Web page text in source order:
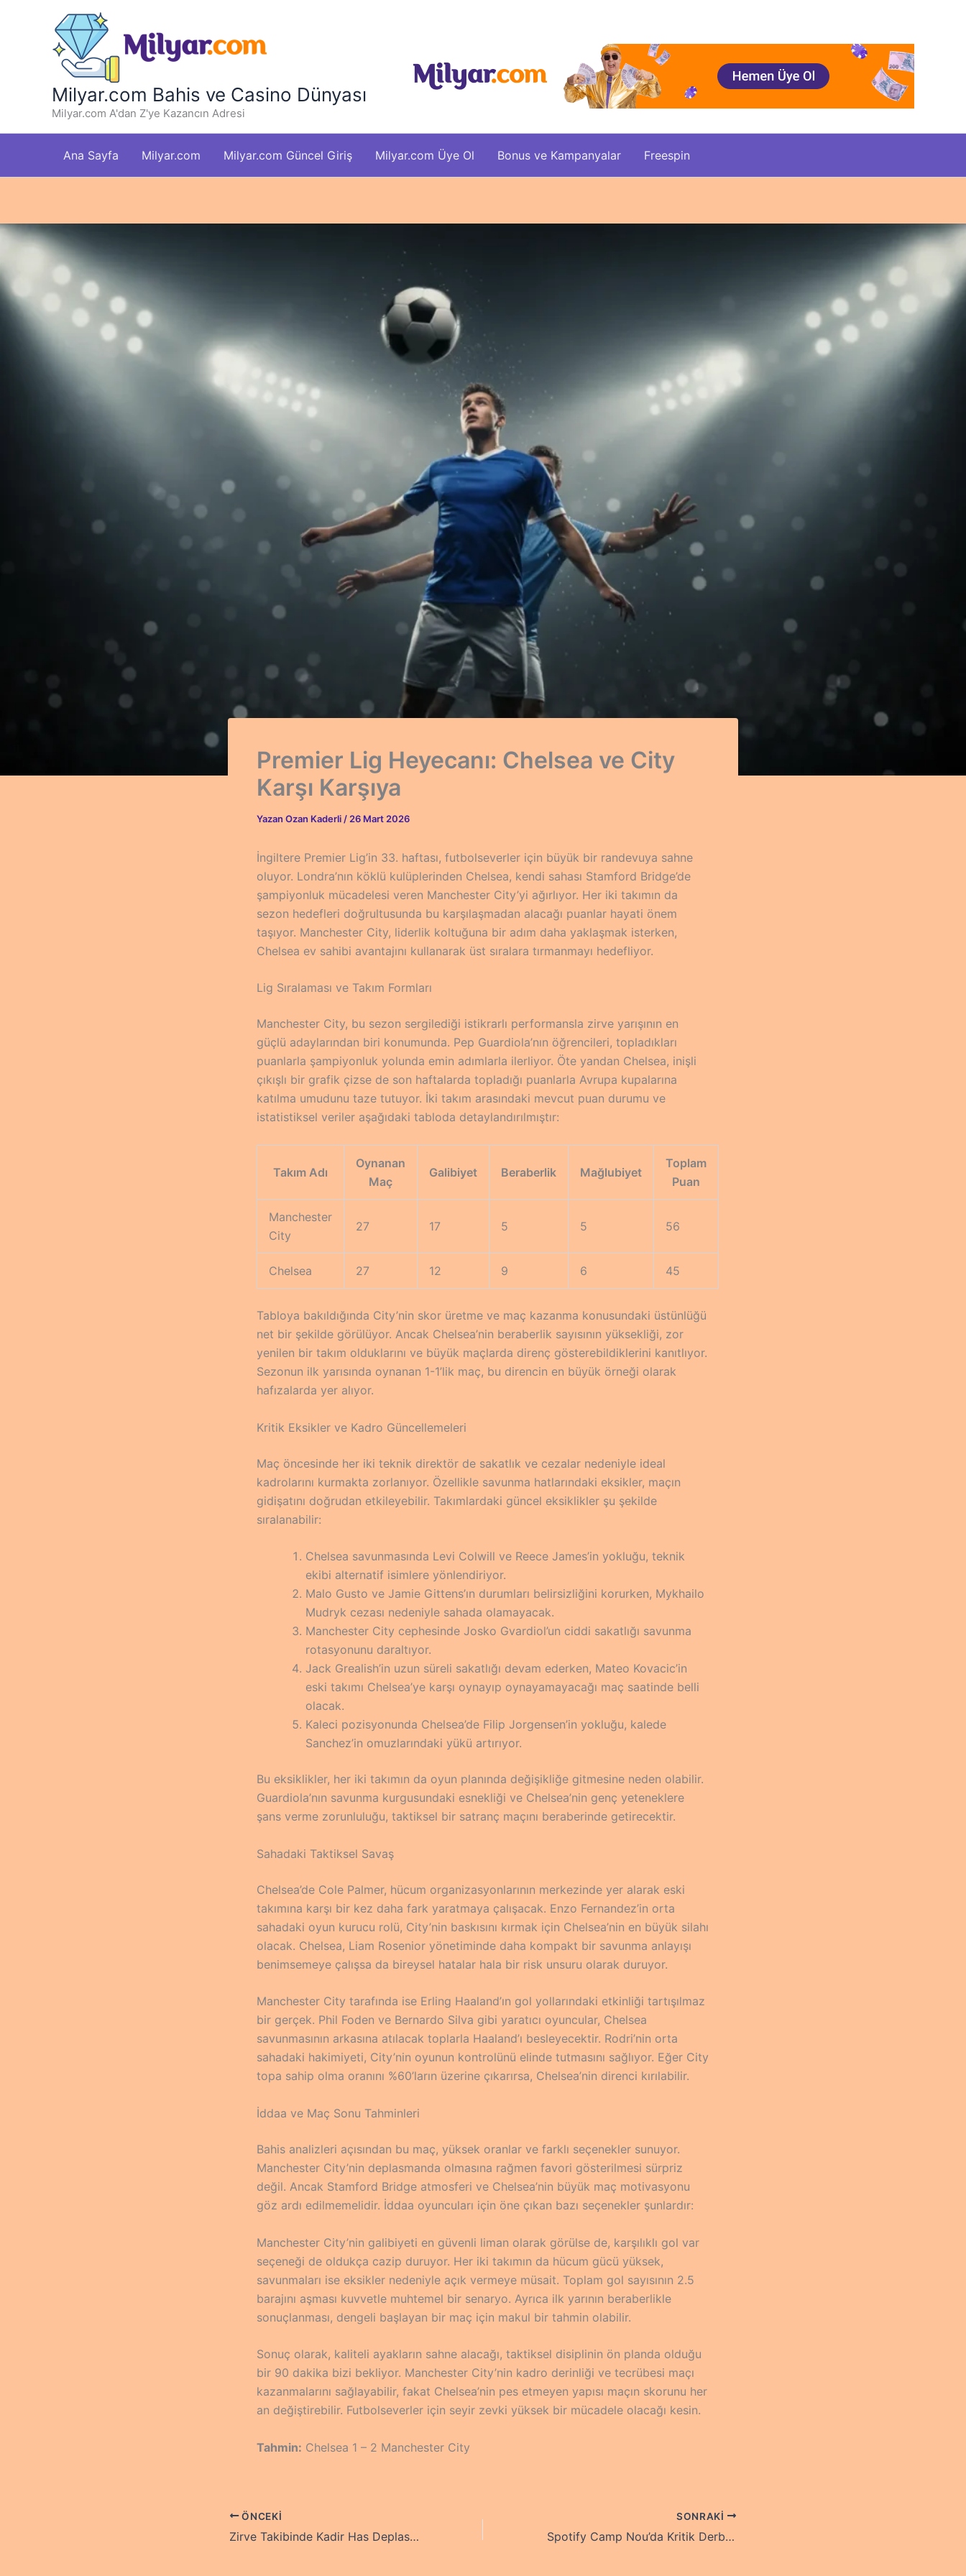
Milyar.com Bahis ve Casino Dünyası
Milyar.com A'dan Z'ye Kazancın Adresi
Ana Sayfa Milyar.com Milyar.com Güncel Giriş Milyar.com Üye Ol Bonus ve Kampanyalar Freespin
Premier Lig Heyecanı: Chelsea ve City
Karşı Karşıya
Yazan Ozan Kaderli / 26 Mart 2026
İngiltere Premier Lig’in 33. haftası, futbolseverler için büyük bir randevuya sahne
oluyor. Londra’nın köklü kulüplerinden Chelsea, kendi sahası Stamford Bridge’de
şampiyonluk mücadelesi veren Manchester City’yi ağırlıyor. Her iki takımın da
sezon hedefleri doğrultusunda bu karşılaşmadan alacağı puanlar hayati önem
taşıyor. Manchester City, liderlik koltuğuna bir adım daha yaklaşmak isterken,
Chelsea ev sahibi avantajını kullanarak üst sıralara tırmanmayı hedefliyor.
Lig Sıralaması ve Takım Formları
Manchester City, bu sezon sergilediği istikrarlı performansla zirve yarışının en
güçlü adaylarından biri konumunda. Pep Guardiola’nın öğrencileri, topladıkları
puanlarla şampiyonluk yolunda emin adımlarla ilerliyor. Öte yandan Chelsea, inişli
çıkışlı bir grafik çizse de son haftalarda topladığı puanlarla Avrupa kupalarına
katılma umudunu taze tutuyor. İki takım arasındaki mevcut puan durumu ve
istatistiksel veriler aşağıdaki tabloda detaylandırılmıştır:
Takım Adı
Oynanan
Maç
Galibiyet Beraberlik Mağlubiyet
Toplam
Puan
Manchester
City
27 17 5 5 56
Chelsea 27 12 9 6 45
Tabloya bakıldığında City’nin skor üretme ve maç kazanma konusundaki üstünlüğü
net bir şekilde görülüyor. Ancak Chelsea’nin beraberlik sayısının yüksekliği, zor
yenilen bir takım olduklarını ve büyük maçlarda direnç gösterebildiklerini kanıtlıyor.
Sezonun ilk yarısında oynanan 1-1’lik maç, bu direncin en büyük örneği olarak
hafızalarda yer alıyor.
Kritik Eksikler ve Kadro Güncellemeleri
Maç öncesinde her iki teknik direktör de sakatlık ve cezalar nedeniyle ideal
kadrolarını kurmakta zorlanıyor. Özellikle savunma hatlarındaki eksikler, maçın
gidişatını doğrudan etkileyebilir. Takımlardaki güncel eksiklikler şu şekilde
sıralanabilir:
Chelsea savunmasında Levi Colwill ve Reece James’in yokluğu, teknik
ekibi alternatif isimlere yönlendiriyor.
Malo Gusto ve Jamie Gittens’ın durumları belirsizliğini korurken, Mykhailo
Mudryk cezası nedeniyle sahada olamayacak.
Manchester City cephesinde Josko Gvardiol’un ciddi sakatlığı savunma
rotasyonunu daraltıyor.
Jack Grealish’in uzun süreli sakatlığı devam ederken, Mateo Kovacic’in
eski takımı Chelsea’ye karşı oynayıp oynayamayacağı maç saatinde belli
olacak.
Kaleci pozisyonunda Chelsea’de Filip Jorgensen’in yokluğu, kalede
Sanchez’in omuzlarındaki yükü artırıyor.
Bu eksiklikler, her iki takımın da oyun planında değişikliğe gitmesine neden olabilir.
Guardiola’nın savunma kurgusundaki esnekliği ve Chelsea’nin genç yeteneklere
şans verme zorunluluğu, taktiksel bir satranç maçını beraberinde getirecektir.
Sahadaki Taktiksel Savaş
Chelsea’de Cole Palmer, hücum organizasyonlarının merkezinde yer alarak eski
takımına karşı bir kez daha fark yaratmaya çalışacak. Enzo Fernandez’in orta
sahadaki oyun kurucu rolü, City’nin baskısını kırmak için Chelsea’nin en büyük silahı
olacak. Chelsea, Liam Rosenior yönetiminde daha kompakt bir savunma anlayışı
benimsemeye çalışsa da bireysel hatalar hala bir risk unsuru olarak duruyor.
Manchester City tarafında ise Erling Haaland’ın gol yollarındaki etkinliği tartışılmaz
bir gerçek. Phil Foden ve Bernardo Silva gibi yaratıcı oyuncular, Chelsea
savunmasının arkasına atılacak toplarla Haaland’ı besleyecektir. Rodri’nin orta
sahadaki hakimiyeti, City’nin oyunun kontrolünü elinde tutmasını sağlıyor. Eğer City
topa sahip olma oranını %60’ların üzerine çıkarırsa, Chelsea’nin direnci kırılabilir.
İddaa ve Maç Sonu Tahminleri
Bahis analizleri açısından bu maç, yüksek oranlar ve farklı seçenekler sunuyor.
Manchester City’nin deplasmanda olmasına rağmen favori gösterilmesi sürpriz
değil. Ancak Stamford Bridge atmosferi ve Chelsea’nin büyük maç motivasyonu
göz ardı edilmemelidir. İddaa oyuncuları için öne çıkan bazı seçenekler şunlardır:
Manchester City’nin galibiyeti en güvenli liman olarak görülse de, karşılıklı gol var
seçeneği de oldukça cazip duruyor. Her iki takımın da hücum gücü yüksek,
savunmaları ise eksikler nedeniyle açık vermeye müsait. Toplam gol sayısının 2.5
barajını aşması kuvvetle muhtemel bir senaryo. Ayrıca ilk yarının beraberlikle
sonuçlanması, dengeli başlayan bir maç için makul bir tahmin olabilir.
Sonuç olarak, kaliteli ayakların sahne alacağı, taktiksel disiplinin ön planda olduğu
bir 90 dakika bizi bekliyor. Manchester City’nin kadro derinliği ve tecrübesi maçı
kazanmalarını sağlayabilir, fakat Chelsea’nin pes etmeyen yapısı maçın skorunu her
an değiştirebilir. Futbolseverler için seyir zevki yüksek bir mücadele olacağı kesin.
Tahmin: Chelsea 1 – 2 Manchester City
ÖNCEKI
Zirve Takibinde Kadir Has Deplasmanı Mercek Altında
SONRAKI
Spotify Camp Nou’da Kritik Derbi: Barca – Espanyol Analizi